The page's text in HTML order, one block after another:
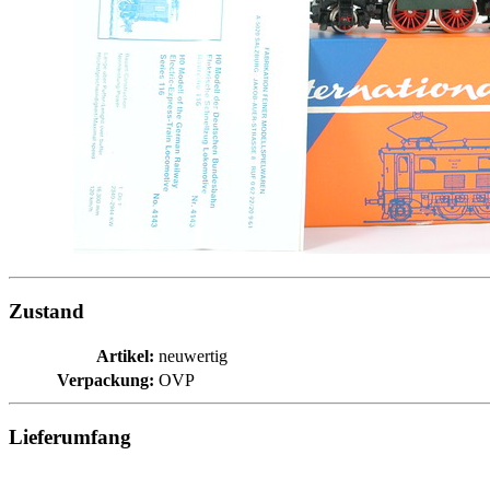
Zustand
Artikel: neuwertig
Verpackung: OVP
Lieferumfang